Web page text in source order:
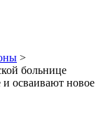
>
больнице
и осваивают новое